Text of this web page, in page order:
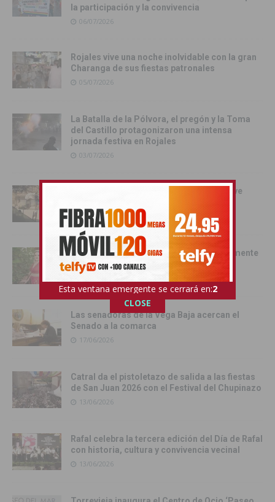
la participación y la convivencia
06/07/2026
Rojales vive una noche inolvidable con la gran
Charanga de sus fiestas patronales
05/07/2026
La Batalla de la Pólvora, el pregón y la Toma
del Castillo protagonizaron una intensa
jornada festiva en Rojales
03/07/2026
Orihuela se convierte en escenario del live
01/07/2026
Pilar Hernández, Armengola 2026: «realmente
soy una Armengola ‘Armengola'»
Las senadoras de la Vega Baja acercan el
Senado a la comarca
17/06/2026
Catral da el pistoletazo de salida a las fiestas
de San Juan 2026 con el Festival del Chupinazo
13/06/2026
Rafal celebra la tercera edición del Día de Rafal
con historia, cultura y convivencia vecinal
13/06/2026
Esta ventana emergente se cerrará en:1
CLOSE